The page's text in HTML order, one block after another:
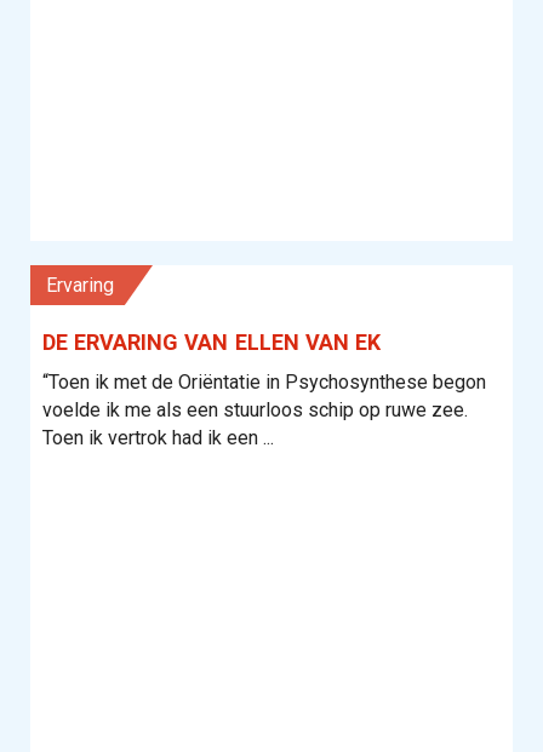
Ervaring
DE ERVARING VAN ELLEN VAN EK
“Toen ik met de Oriëntatie in Psychosynthese begon
voelde ik me als een stuurloos schip op ruwe zee.
Toen ik vertrok had ik een ...